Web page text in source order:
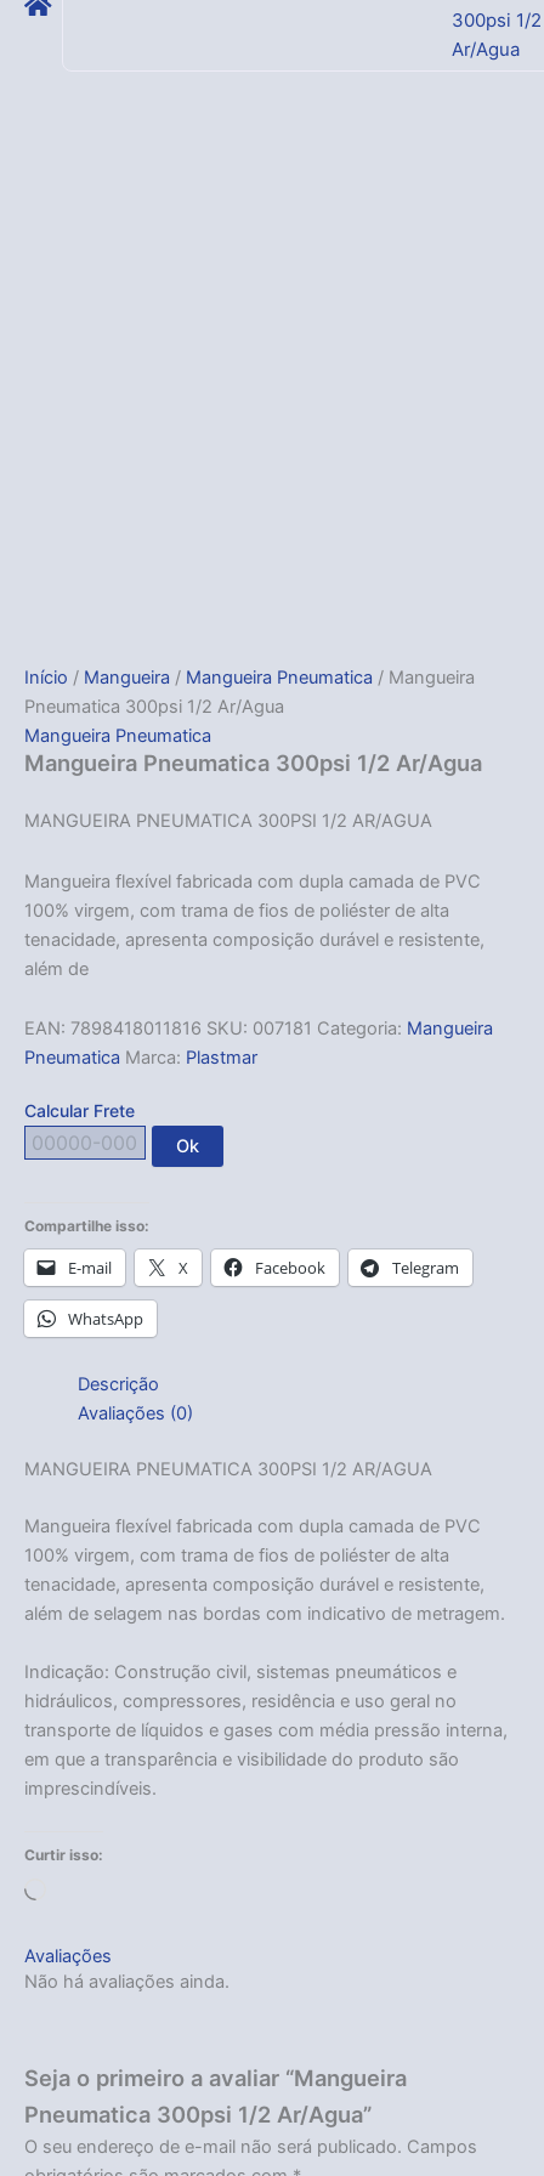
300psi 1/2
Ar/Agua
Início / Mangueira / Mangueira Pneumatica / Mangueira
Pneumatica 300psi 1/2 Ar/Agua
Mangueira Pneumatica
Mangueira Pneumatica 300psi 1/2 Ar/Agua
MANGUEIRA PNEUMATICA 300PSI 1/2 AR/AGUA
Mangueira flexível fabricada com dupla camada de PVC
100% virgem, com trama de fios de poliéster de alta
tenacidade, apresenta composição durável e resistente,
além de
EAN: 7898418011816 SKU: 007181 Categoria: Mangueira
Pneumatica Marca: Plastmar
Calcular Frete
Ok
Compartilhe isso:
E-mail X Facebook Telegram
WhatsApp
Descrição
Avaliações (0)
MANGUEIRA PNEUMATICA 300PSI 1/2 AR/AGUA
Mangueira flexível fabricada com dupla camada de PVC
100% virgem, com trama de fios de poliéster de alta
tenacidade, apresenta composição durável e resistente,
além de selagem nas bordas com indicativo de metragem.
Indicação: Construção civil, sistemas pneumáticos e
hidráulicos, compressores, residência e uso geral no
transporte de líquidos e gases com média pressão interna,
em que a transparência e visibilidade do produto são
imprescindíveis.
Curtir isso:
Avaliações
Não há avaliações ainda.
Seja o primeiro a avaliar “Mangueira
Pneumatica 300psi 1/2 Ar/Agua”
O seu endereço de e-mail não será publicado. Campos